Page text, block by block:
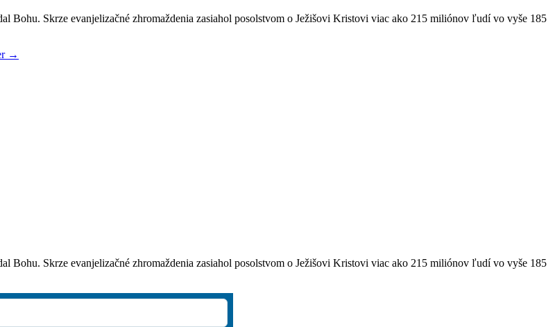
Skrze evanjelizačné zhromaždenia zasiahol posolstvom o Ježišovi Kristovi viac ako 215 miliónov ľudí vo vyše 185
→
Skrze evanjelizačné zhromaždenia zasiahol posolstvom o Ježišovi Kristovi viac ako 215 miliónov ľudí vo vyše 185